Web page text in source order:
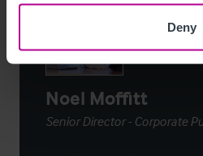
Deny
Noel Moffitt
Senior Director - Corporate